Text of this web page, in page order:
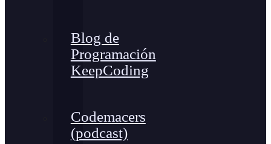
Blog de
Programación
KeepCoding
Codemacers
(podcast)